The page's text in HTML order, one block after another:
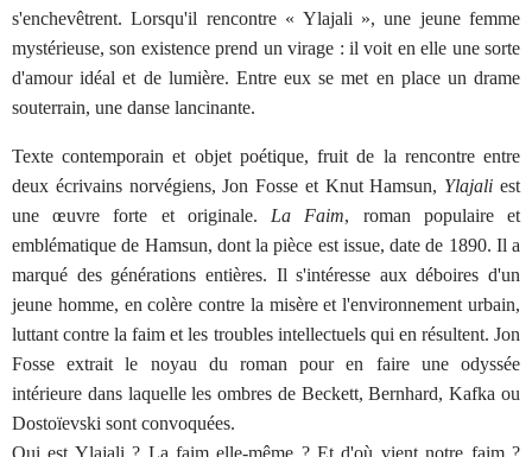
s'enchevêtrent. Lorsqu'il rencontre « Ylajali », une jeune femme
mystérieuse, son existence prend un virage : il voit en elle une sorte
d'amour idéal et de lumière. Entre eux se met en place un drame
souterrain, une danse lancinante.
Texte contemporain et objet poétique, fruit de la rencontre entre
deux écrivains norvégiens, Jon Fosse et Knut Hamsun, Ylajali est
une œuvre forte et originale. La Faim, roman populaire et
emblématique de Hamsun, dont la pièce est issue, date de 1890. Il a
marqué des générations entières. Il s'intéresse aux déboires d'un
jeune homme, en colère contre la misère et l'environnement urbain,
luttant contre la faim et les troubles intellectuels qui en résultent. Jon
Fosse extrait le noyau du roman pour en faire une odyssée
intérieure dans laquelle les ombres de Beckett, Bernhard, Kafka ou
Dostoïevski sont convoquées.
Qui est Ylajali ? La faim elle-même ? Et d'où vient notre faim ?